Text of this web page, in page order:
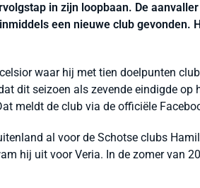
in zijn loopbaan. De
een nieuwe club gevonden.
waar hij met tien doelpunten
dit seizoen als zevende eindigde op
meldt de club via de officiële
al voor de Schotse clubs
hij uit voor Veria. In de zomer van